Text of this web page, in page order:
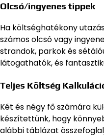
Olcsó/ingyenes tippek
Ha költséghatékony
számos olcsó vagy
strandok, parkok és
látogathatók, és
Teljes Költség
Két és négy fő számára
készítettünk, hogy
alábbi táblázat